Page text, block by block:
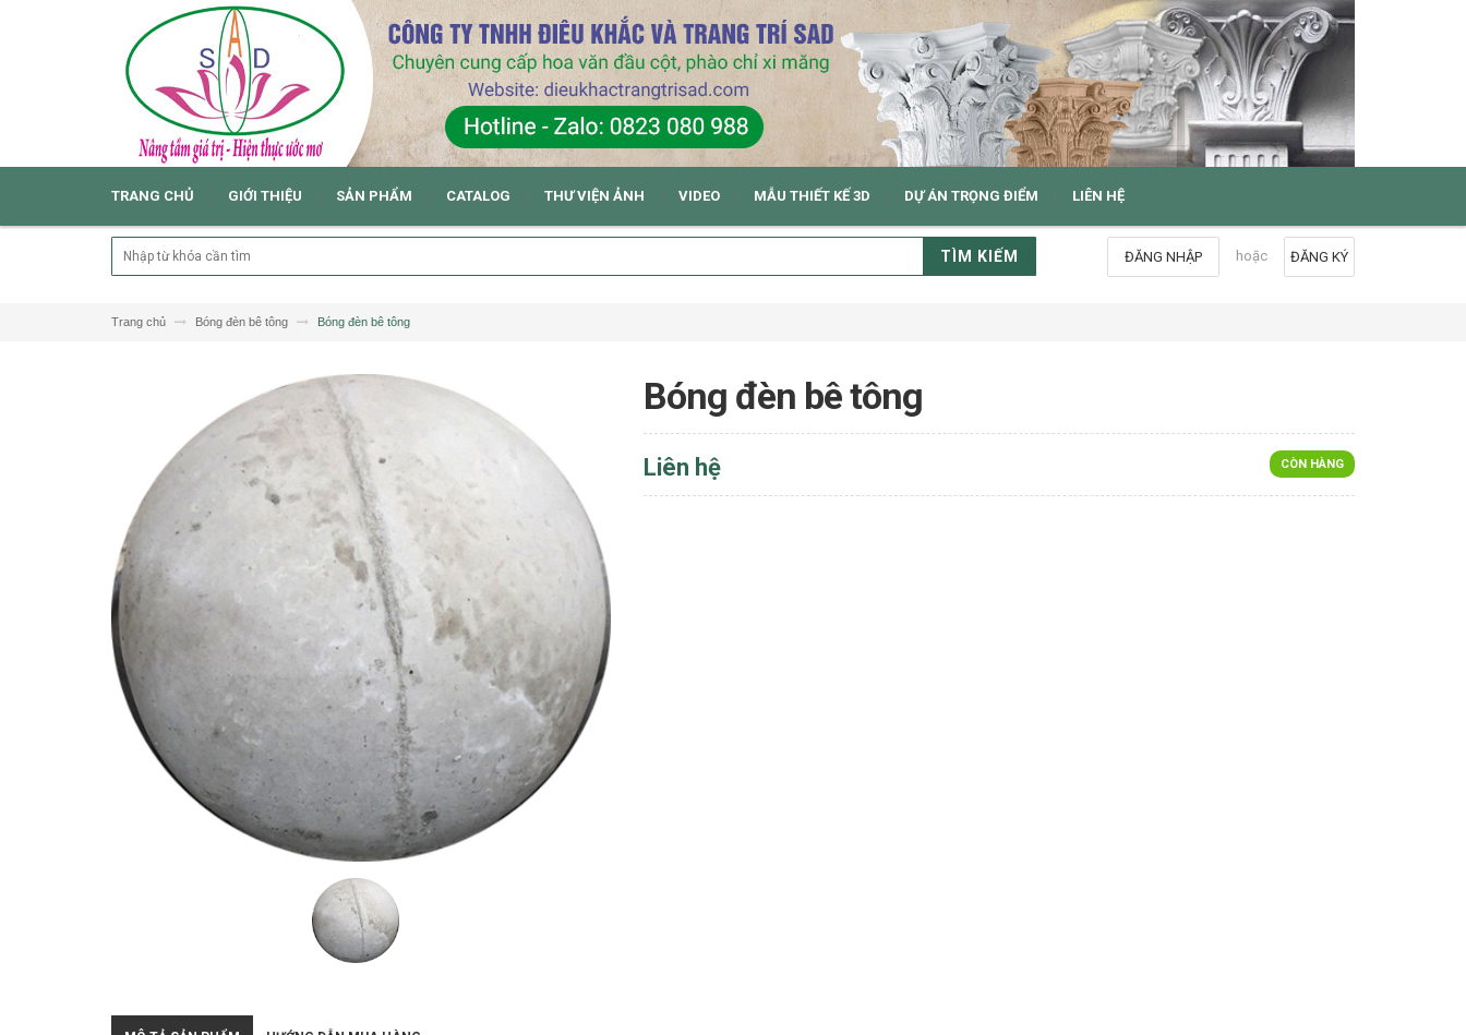
TRANG CHỦ GIỚI THIỆU SẢN PHẨM CATALOG THƯ VIỆN ẢNH VIDEO MẪU THIẾT KẾ 3D DỰ ÁN TRỌNG ĐIỂM LIÊN HỆ
TÌM KIẾM ĐĂNG KÝ
hoặc
ĐĂNG NHẬP
Trang chủ Bóng đèn bê tông Bóng đèn bê tông
Bóng đèn bê tông
CÒN HÀNG
Liên hệ